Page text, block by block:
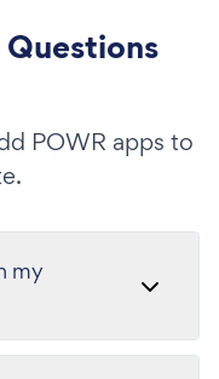
POWR apps to
my